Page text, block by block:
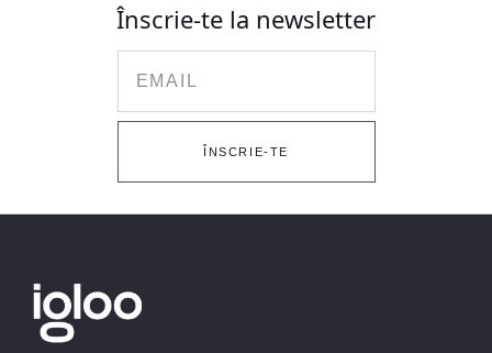
Înscrie-te la newsletter
ÎNSCRIE-TE